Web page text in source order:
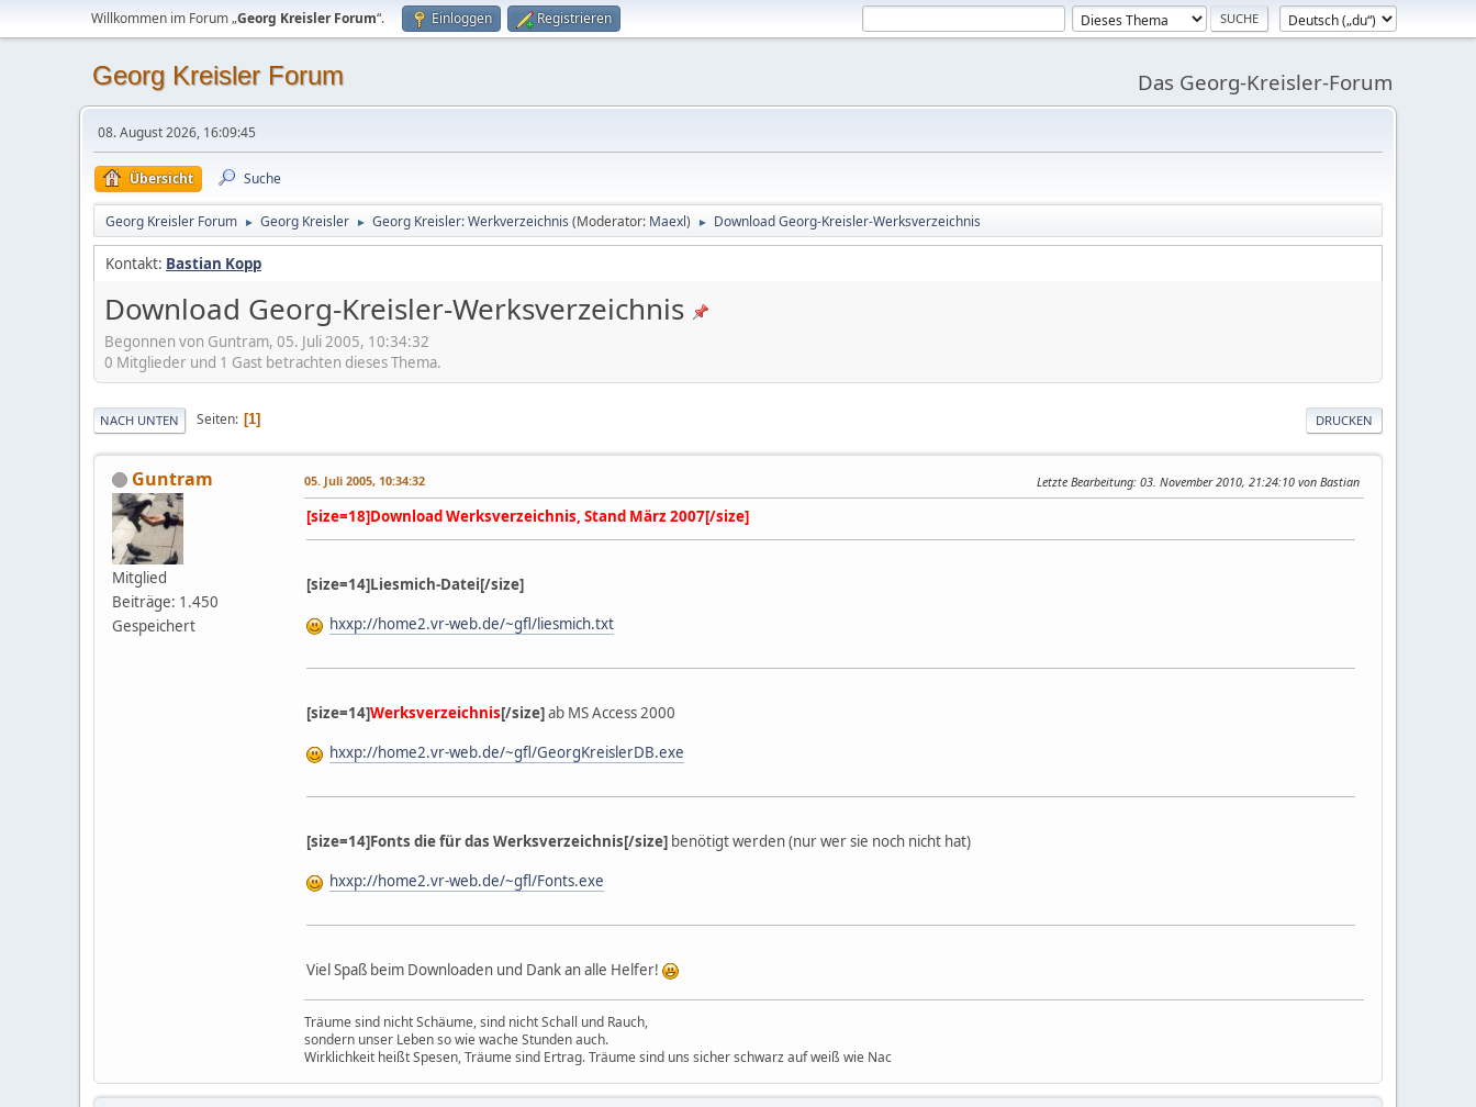
Willkommen im Forum „Georg Kreisler Forum“. Einloggen Registrieren
Georg Kreisler Forum Das Georg-Kreisler-Forum
08. August 2026, 16:09:45
Übersicht Suche
Georg Kreisler Forum ► Georg Kreisler ► Georg Kreisler: Werkverzeichnis (Moderator: Maexl) ► Download Georg-Kreisler-Werksverzeichnis
Kontakt: Bastian Kopp
Download Georg-Kreisler-Werksverzeichnis
Begonnen von Guntram, 05. Juli 2005, 10:34:32
0 Mitglieder und 1 Gast betrachten dieses Thema.
DRUCKEN
NACH UNTEN Seiten 1
Guntram
Mitglied
Beiträge: 1.450
Gespeichert
05. Juli 2005, 10:34:32 Letzte Bearbeitung: 03. November 2010, 21:24:10 von Bastian
[size=18]Download Werksverzeichnis, Stand März 2007[/size]
[size=14]Liesmich-Datei[/size]
hxxp://home2.vr-web.de/~gfl/liesmich.txt
[size=14]Werksverzeichnis[/size]ab MS Access 2000
hxxp://home2.vr-web.de/~gfl/GeorgKreislerDB.exe
[size=14]Fonts die für das Werksverzeichnis[/size] benötigt werden (nur wer sie noch nicht hat)
hxxp://home2.vr-web.de/~gfl/Fonts.exe
Viel Spaß beim Downloaden und Dank an alle Helfer!
Träume sind nicht Schäume, sind nicht Schall und Rauch,
sondern unser Leben so wie wache Stunden auch.
Wirklichkeit heißt Spesen, Träume sind Ertrag. Träume sind uns sicher schwarz auf weiß wie Nac